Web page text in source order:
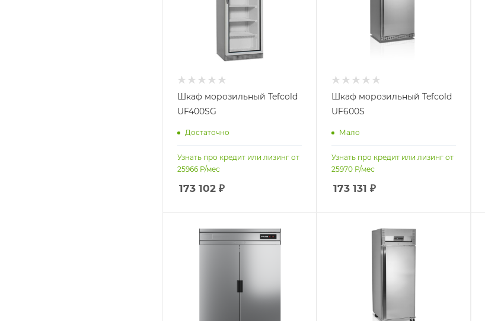
Шкаф морозильный Tefcold
UF400SG
Достаточно
Узнать про кредит или лизинг от
25966 Р/мес
173 102 ₽
Шкаф морозильный Tefcold
UF600S
Мало
Узнать про кредит или лизинг от
25970Р/мес
173 131 ₽